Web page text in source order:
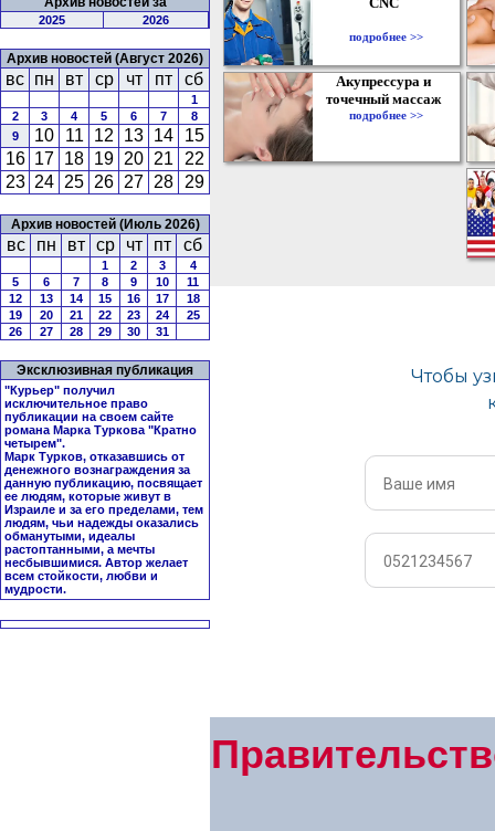
2025 2026
Архив новостей (Август 2026)
вс пн вт ср чт пт сб
1
2
3 4 5 6 7
8
9
10 11 12 13 14
15
16 17 18 19 20 21
22
23 24 25 26 27 28 29
Архив новостей (Июль 2026)
вс пн вт ср чт пт сб
1 2 3
4
5
6 7 8 9 10
11
12
13 14 15 16 17
18
19
20 21 22 23 24
25
26
27 28 29 30 31
Эксклюзивная публикация
"Курьер" получил
исключительное право
публикации на своем сайте
романа Марка Туркова "Кратно
четырем".
Марк Турков, отказавшись от
денежного вознаграждения за
данную публикацию, посвящает
ее людям, которые живут в
Израиле и за его пределами, тем
людям, чьи надежды оказались
обманутыми, идеалы
растоптанными, а мечты
несбывшимися. Автор желает
всем стойкости, любви и
мудрости.
подробнее >>
Акупрессура и
точечный массаж
подробнее >>